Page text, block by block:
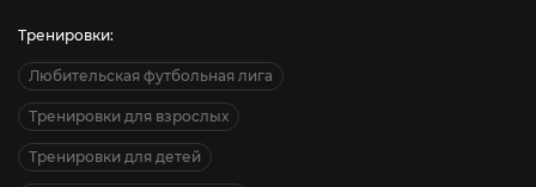
Тренировки:
Любительская футбольная лига
Тренировки для взрослых
Тренировки для детей